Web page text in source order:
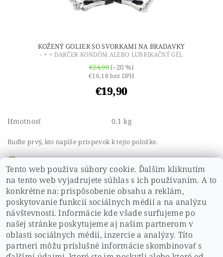
KOŽENÝ GOLIER SO SVORKAMI NA BRADAVKY
- + + DARČEK KONDÓM ALEBO LUBRIKAČNÝ GÉL
€24,90(–20 %)
€16,18 bez DPH
€19,90
Hmotnosť 0.1 kg
Buďte prvý, kto napíše príspevok k tejto položke.
Pridať komentár
Buďte prvý, kto napíše príspevok k tejto položke.
Pridať hodnotenie
Tento web používa súbory cookie. Ďalším kliknutím
na tento web vyjadrujete súhlas s ich používaním. A to
konkrétne na: prispôsobenie obsahu a reklám,
poskytovanie funkcií sociálnych médií a na analýzu
návštevnosti. Informácie kde všade surfujeme po
našej stránke poskytujeme aj našim partnerom v
oblasti sociálnych médií, inzercie a analýzy. Títo
partneri môžu príslušné informácie skombinovať s